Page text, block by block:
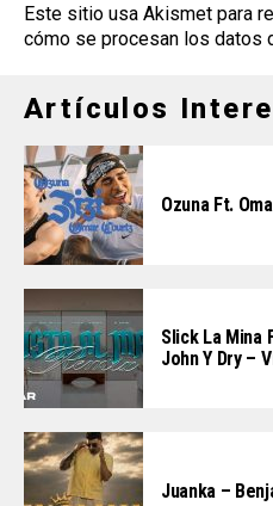
Este sitio usa Akismet para
cómo se procesan los datos
Artículos
Ozuna Ft.
Slick La Mina
John Y Dry –
Juanka –